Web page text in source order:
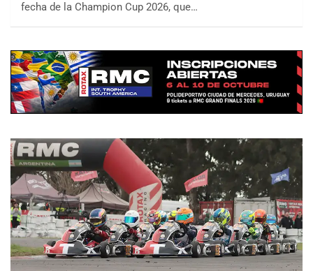
fecha de la Champion Cup 2026, que…